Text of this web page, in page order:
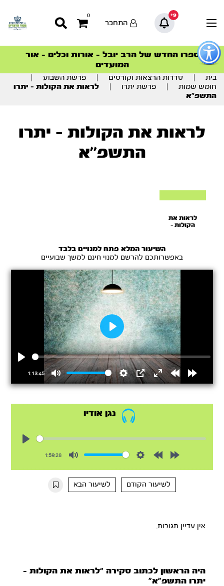
כפתור
לפתיחת
תפריט
9+
0
התחבר
סדרות הפודקאסטים
הסדרה המובילה החודש – דרך המלך
ספרו החדש של הרב יובל – אורות וכלים – אור
המועדים
הצטרפו למהפכת הבריאות הטבעית >
סדרות הפודקאסטים
הסדרה המובילה החודש – דרך המלך
תוכן
מרכזי
בית סדרות הרצאות וקורסים פרשת השבוע
חומש שמות
פרשת יתרו
לראות את הקולות – יתרו
התשפ”א
לראות את הקולות - יתרו
התשפ''א
לראות את
הקולות -
השיעור המלא פתח למנויים בלבד
באפשרותכם להרשם למנוי חינם למשך שבועיים
1:13:45
Mute Settings
PIP
EnterRewindForward
Play
נגן אודיו
1:59:28
10s
10s
לשיעור הקודם
לשיעור הבא
אין עדיין תגובות.
היה הראשון לכתוב סקירה “לראות את הקולות –
יתרו התשפ”א”